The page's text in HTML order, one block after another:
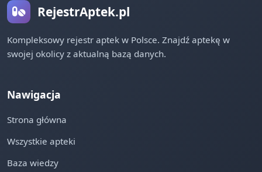
RejestrAptek.pl
Kompleksowy rejestr aptek w Polsce. Znajdź aptekę w
swojej okolicy z aktualną bazą danych.
Nawigacja
Strona główna
Wszystkie apteki
Baza wiedzy